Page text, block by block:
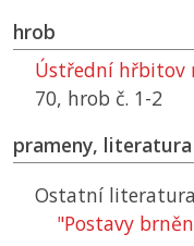
hrob
Ústřední hřbitov
70, hrob č. 1-2
prameny, literatura
Ostatní literatura
"Postavy